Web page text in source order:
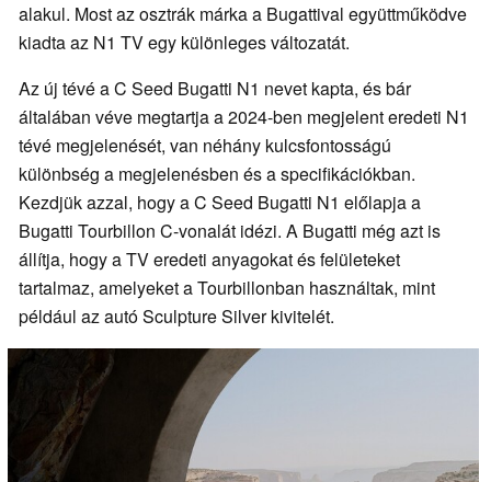
alakul. Most az osztrák márka a Bugattival együttműködve
kiadta az N1 TV egy különleges változatát.
Az új tévé a C Seed Bugatti N1 nevet kapta, és bár
általában véve megtartja a 2024-ben megjelent eredeti N1
tévé megjelenését, van néhány kulcsfontosságú
különbség a megjelenésben és a specifikációkban.
Kezdjük azzal, hogy a C Seed Bugatti N1 előlapja a
Bugatti Tourbillon C-vonalát idézi. A Bugatti még azt is
állítja, hogy a TV eredeti anyagokat és felületeket
tartalmaz, amelyeket a Tourbillonban használtak, mint
például az autó Sculpture Silver kivitelét.